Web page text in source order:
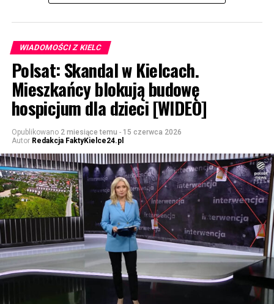
WIADOMOŚCI Z KIELC
Polsat: Skandal w Kielcach.
Mieszkańcy blokują budowę
hospicjum dla dzieci [WIDEO]
Opublikowano 2 miesiące temu - 15 czerwca 2026
Autor Redakcja FaktyKielce24.pl